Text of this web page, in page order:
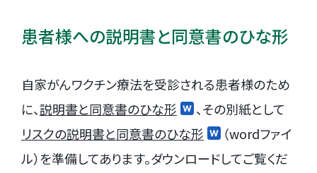
患者様への説明書と同意書のひな形
自家がんワクチン療法を受診される患者様のため
に、説明書と同意書のひな形
、その別紙として
リスクの説明書と同意書のひな形
（wordファイ
ル）を準備してあります。ダウンロードしてご覧くだ